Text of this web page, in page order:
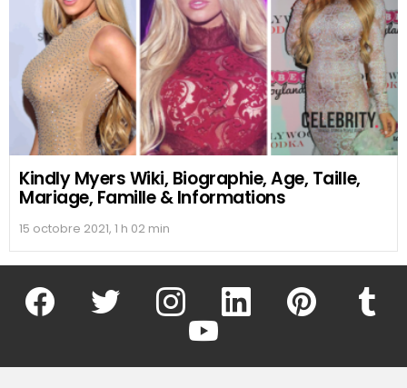
Kindly Myers Wiki, Biographie, Age, Taille,
Mariage, Famille & Informations
15 octobre 2021, 1 h 02 min
facebook twitter instagram linkedin pinterest
youtube